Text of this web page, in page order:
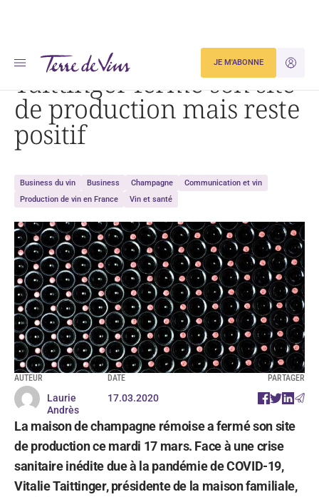
JE
JE M'ABONNE
Accueil Taittinger ferme son site de production mais reste positif
Taittinger ferme son site
de production mais reste
positif
Business du vin Business Champagne
Communication et vin
Production de vin en France
Vin et santé
AUTEUR
Laurie
Andrès
DATE
17.03.2020
PARTAGER
La maison de champagne rémoise a fermé son site
de production ce mardi 17 mars. Face à une crise
sanitaire inédite due à la pandémie de COVID-19,
Vitalie Taittinger, présidente de la maison familiale,